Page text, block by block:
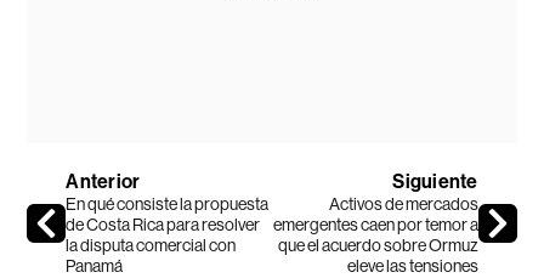
Anterior
En qué consiste la propuesta
de Costa Rica para resolver
la disputa comercial con
Panamá
Siguiente
Activos de mercados
emergentes caen por temor a
que el acuerdo sobre Ormuz
eleve las tensiones